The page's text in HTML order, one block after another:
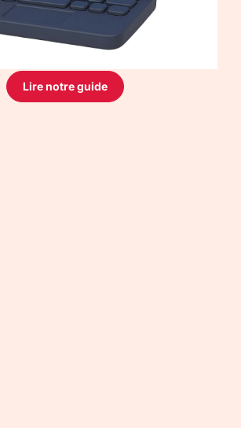
Lire notre guide